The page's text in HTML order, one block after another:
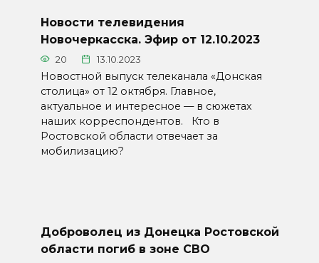
Новости телевидения
Новочеркасска. Эфир от 12.10.2023
20 13.10.2023
Новостной выпуск телеканала «Донская
столица» от 12 октября. Главное,
актуальное и интересное — в сюжетах
наших корреспондентов. Кто в
Ростовской области отвечает за
мобилизацию?
Доброволец из Донецка Ростовской
области погиб в зоне СВО